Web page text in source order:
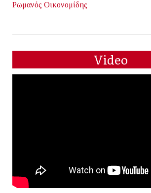
Ρωμανός Οικονομίδης
Video